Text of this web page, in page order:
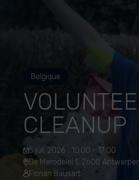
Belgique
CLEANUP
5 juil. 2026 , 10:00 - 17:00
De Merodelei 1, 2600
Florian Bausart